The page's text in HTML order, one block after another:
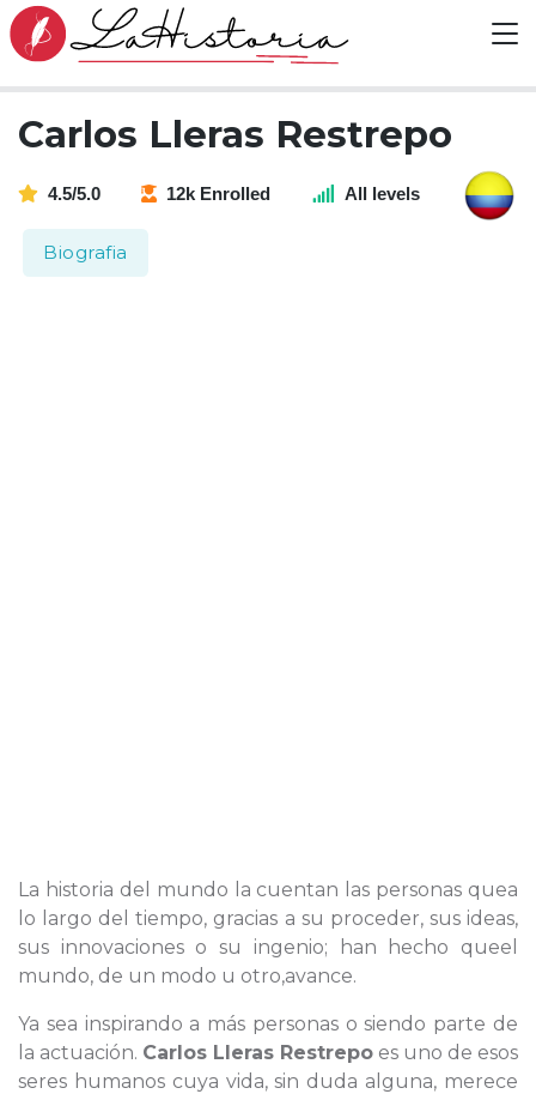
Carlos Lleras Restrepo
4.5/5.0 12k Enrolled All levels
Biografia
La historia del mundo la cuentan las personas quea
lo largo del tiempo, gracias a su proceder, sus ideas,
sus innovaciones o su ingenio; han hecho queel
mundo, de un modo u otro,avance.
Ya sea inspirando a más personas o siendo parte de
la actuación. Carlos Lleras Restrepo es uno de esos
seres humanos cuya vida, sin duda alguna, merece